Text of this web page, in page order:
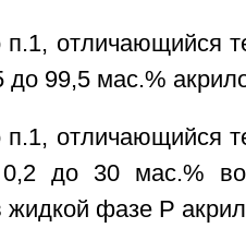
п.1, отличающийся
до 99,5 мас.%
п.1, отличающийся
до 30 мас.%
фазе Р